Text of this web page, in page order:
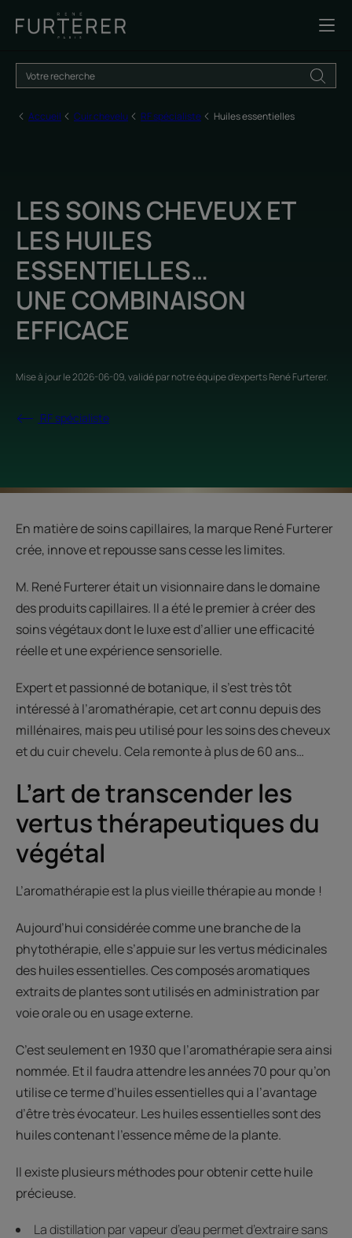
Accueil Cuir chevelu RF spécialiste Huiles essentielles
LES SOINS CHEVEUX ET
LES HUILES
ESSENTIELLES…
UNE COMBINAISON
EFFICACE
Mise à jour le2026-06-09, validé parnotre équipe d'experts René Furterer.
RF spécialiste
En matière de soins capillaires, la marque René Furterer
crée, innove et repousse sans cesse les limites.
M. René Furterer était un visionnaire dans le domaine
des produits capillaires. Il a été le premier à créer des
soins végétaux dont le luxe est d’allier une efficacité
réelle et une expérience sensorielle.
Expert et passionné de botanique, il s’est très tôt
intéressé à l’aromathérapie, cet art connu depuis des
millénaires, mais peu utilisé pour les soins des cheveux
et du cuir chevelu. Cela remonte à plus de 60 ans…
L’art de transcender les
vertus thérapeutiques du
végétal
L’aromathérapie est la plus vieille thérapie au monde !
Aujourd’hui considérée comme une branche de la
phytothérapie, elle s’appuie sur les vertus médicinales
des huiles essentielles. Ces composés aromatiques
extraits de plantes sont utilisés en administration par
voie orale ou en usage externe.
C’est seulement en 1930 que l’aromathérapie sera ainsi
nommée. Et il faudra attendre les années 70 pour qu’on
utilise ce terme d’huiles essentielles qui a l’avantage
d’être très évocateur. Les huiles essentielles sont des
huiles contenant l’essence même de la plante.
Il existe plusieurs méthodes pour obtenir cette huile
précieuse.
La distillation par vapeur d’eau permet d’extraire sans